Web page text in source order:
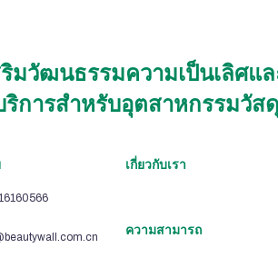
ริมวัฒนธรรมความเป็นเลิศ
ริการสำหรับอุตสาหกรรมวัส
เกี่ยวกับเรา
ความสามารถ